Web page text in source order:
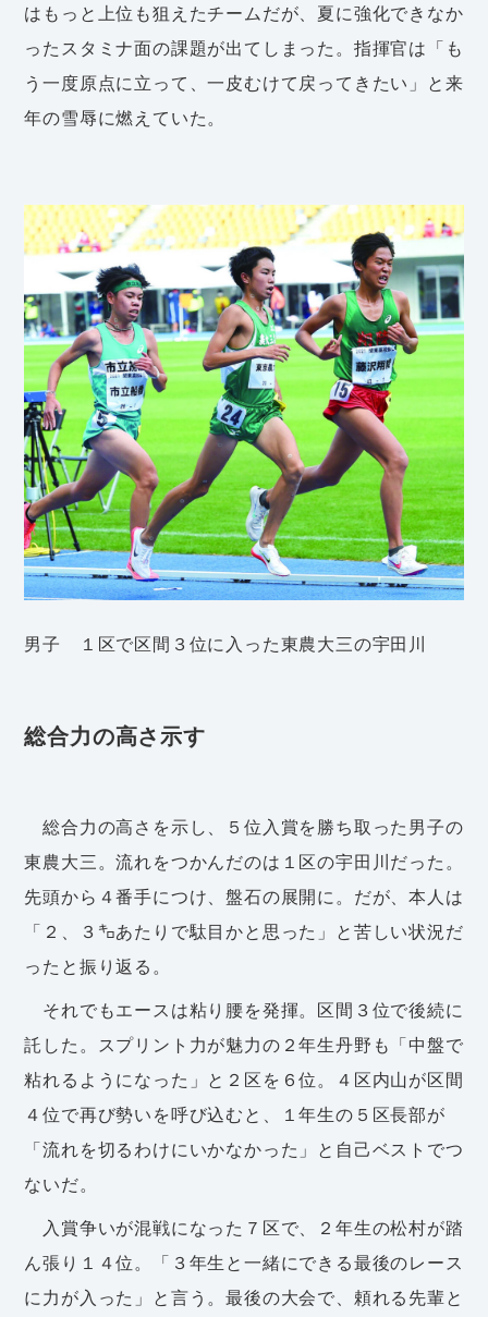
はもっと上位も狙えたチームだが、夏に強化できなか
ったスタミナ面の課題が出てしまった。指揮官は「も
う一度原点に立って、一皮むけて戻ってきたい」と来
年の雪辱に燃えていた。
男子 １区で区間３位に入った東農大三の宇田川
総合力の高さ示す
総合力の高さを示し、５位入賞を勝ち取った男子の
東農大三。流れをつかんだのは１区の宇田川だった。
先頭から４番手につけ、盤石の展開に。だが、本人は
「２、３㌔あたりで駄目かと思った」と苦しい状況だ
ったと振り返る。
それでもエースは粘り腰を発揮。区間３位で後続に
託した。スプリント力が魅力の２年生丹野も「中盤で
粘れるようになった」と２区を６位。４区内山が区間
４位で再び勢いを呼び込むと、１年生の５区長部が
「流れを切るわけにいかなかった」と自己ベストでつ
ないだ。
入賞争いが混戦になった７区で、２年生の松村が踏
ん張り１４位。「３年生と一緒にできる最後のレース
に力が入った」と言う。最後の大会で、頼れる先輩と